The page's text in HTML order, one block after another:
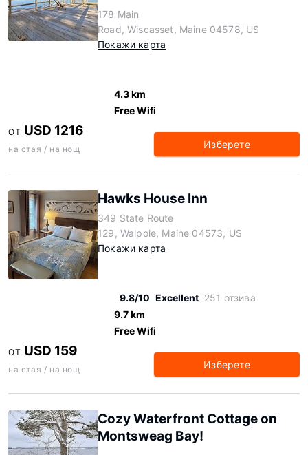
178 Main
Road, Wiscasset, Maine 04578, US
Покажи карта
4.3 km
Free Wifi
ОТ USD 1216
на стая / на нощ Изберете
Hawks House Inn
349 State Route
129, Walpole, Maine 04573, US
Покажи карта
9.8/10 Excellent 251 отзива
9.7 km
Free Wifi
ОТ USD 159
на стая / на нощ Изберете
Cozy Waterfront Cottage on
Montsweag Bay!